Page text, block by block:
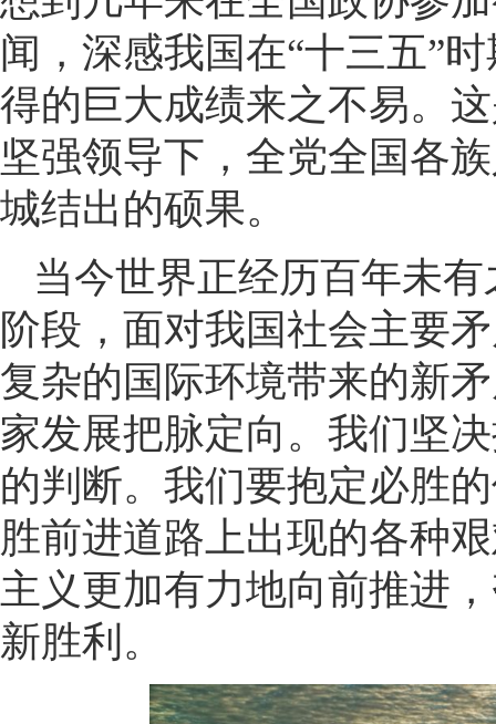
闻，深感我国在“十三五”
得的巨大成绩来之不易。
坚强领导下，全党全国各
城结出的硕果。
当今世界正经历百年未
阶段，面对我国社会主要
复杂的国际环境带来的新
家发展把脉定向。我们坚
的判断。我们要抱定必胜
胜前进道路上出现的各种
主义更加有力地向前推进
新胜利。